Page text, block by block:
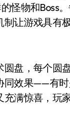
怪物和Boss
让游戏具有
盘，每个圆
同效果——有
满惊喜，玩